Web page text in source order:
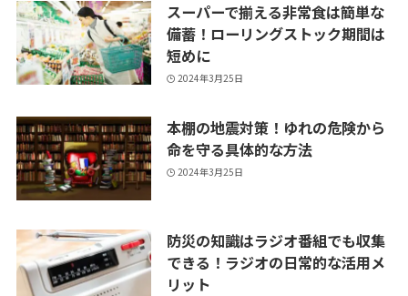
スーパーで揃える非常食は簡単な
備蓄！ローリングストック期間は
短めに
2024年3月25日
本棚の地震対策！ゆれの危険から
命を守る具体的な方法
2024年3月25日
防災の知識はラジオ番組でも収集
できる！ラジオの日常的な活用メ
リット